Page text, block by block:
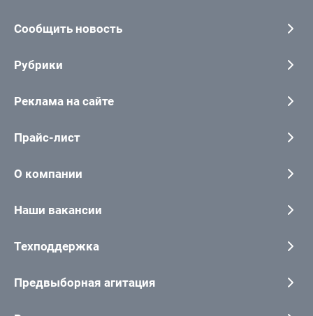
Сообщить новость
Рубрики
Реклама на сайте
Прайс-лист
О компании
Наши вакансии
Техподдержка
Предвыборная агитация